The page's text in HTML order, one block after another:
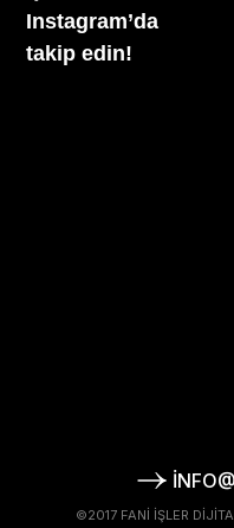
Instagram’da
takip edin!
©2017 FANI İŞLER